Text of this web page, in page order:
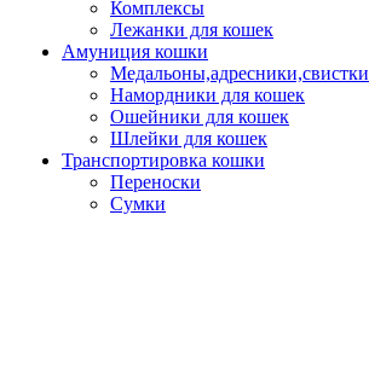
Комплексы
Лежанки для кошек
Амуниция кошки
Медальоны,адресники,свистки
Намордники для кошек
Ошейники для кошек
Шлейки для кошек
Транспортировка кошки
Переноски
Сумки